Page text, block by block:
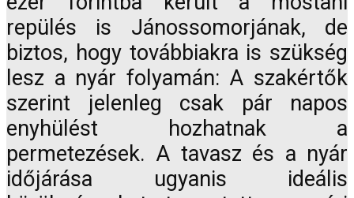
repülés is Jánossomorjának, de
biztos, hogy továbbiakra is szükség
lesz a nyár folyamán: A szakértők
szerint jelenleg csak pár napos
enyhülést hozhatnak a
permetezések. A tavasz és a nyár
időjárása ugyanis ideális